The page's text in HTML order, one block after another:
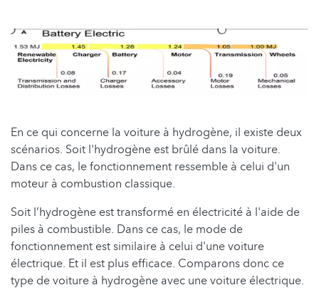
En ce qui concerne la voiture à hydrogène, il existe deux
scénarios. Soit l'hydrogène est brûlé dans la voiture.
Dans ce cas, le fonctionnement ressemble à celui d'un
moteur à combustion classique.
Soit l’hydrogène est transformé en électricité à l'aide de
piles à combustible. Dans ce cas, le mode de
fonctionnement est similaire à celui d'une voiture
électrique. Et il est plus efficace. Comparons donc ce
type de voiture à hydrogène avec une voiture électrique.